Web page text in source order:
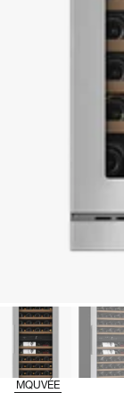
MQUVÉE